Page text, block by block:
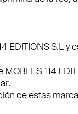
EDITIONS S.L y
114
de estas